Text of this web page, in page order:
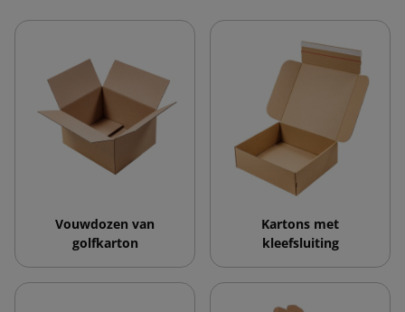
Vouwdozen van
golfkarton
Kartons met
kleefsluiting